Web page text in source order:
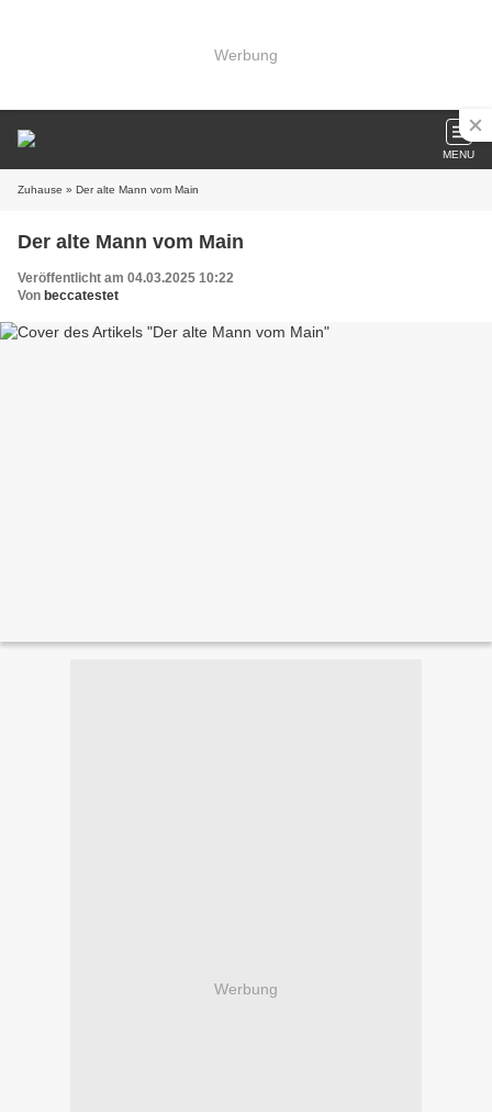
Werbung
MENU
Zuhause » Der alte Mann vom Main
Der alte Mann vom Main
Veröffentlicht am 04.03.2025 10:22
Von beccatestet
Werbung